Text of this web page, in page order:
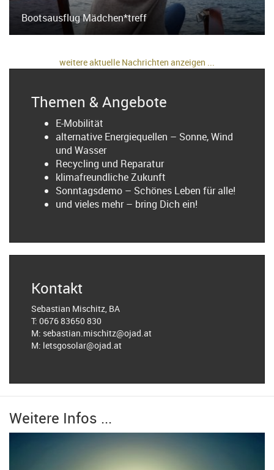
Bootsausflug Mädchen*treff
weitere aktuelle Nachrichten anzeigen ...
Themen & Angebote
E-Mobilität
alternative Energiequellen – Sonne, Wind
und Wasser
Recycling und Reparatur
klimafreundliche Zukunft
Sonntagsdemo – Schönes Leben für alle!
und vieles mehr – bring Dich ein!
Kontakt
Sebastian Mischitz, BA
T: 0676 83650 830
M: sebastian.mischitz@ojad.at
M: letsgosolar@ojad.at
Weitere Infos ...